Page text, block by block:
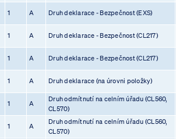
1 A Druh deklarace - Bezpečnost (EXS)
1 A Druh deklarace - Bezpečnost (CL217)
1 A Druh deklarace - Bezpečnost (CL217)
1 A Druh deklarace (na úrovni položky)
1 A
Druh odmítnutí na celním úřadu (CL560,
CL570)
1 A
Druh odmítnutí na celním úřadu (CL560,
CL570)